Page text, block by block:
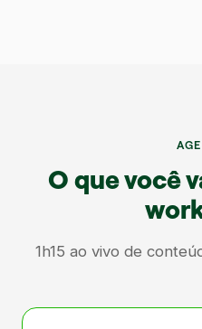
O que você
1h15 ao vivo de